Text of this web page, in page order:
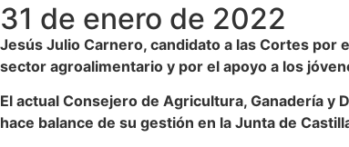
31 de enero de 2022
Jesús Julio Carnero, candidato a las Cortes por
sector agroalimentario y por el apoyo a los
El actual Consejero de Agricultura, Ganadería y
hace balance de su gestión en la Junta de